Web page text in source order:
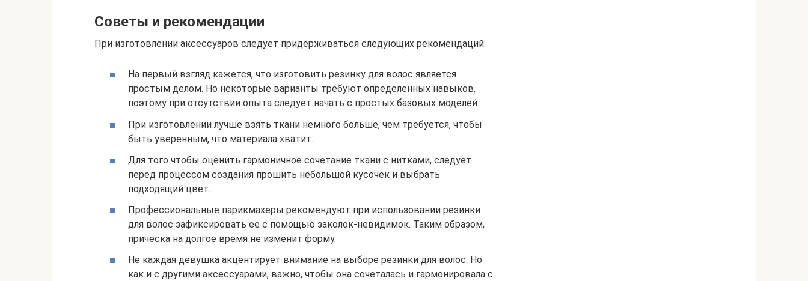
Советы и рекомендации
При изготовлении аксессуаров следует придерживаться следующих рекомендаций:
На первый взгляд кажется, что изготовить резинку для волос является
простым делом. Но некоторые варианты требуют определенных навыков,
поэтому при отсутствии опыта следует начать с простых базовых моделей.
При изготовлении лучше взять ткани немного больше, чем требуется, чтобы
быть уверенным, что материала хватит.
Для того чтобы оценить гармоничное сочетание ткани с нитками, следует
перед процессом создания прошить небольшой кусочек и выбрать
подходящий цвет.
Профессиональные парикмахеры рекомендуют при использовании резинки
для волос зафиксировать ее с помощью заколок-невидимок. Таким образом,
прическа на долгое время не изменит форму.
Не каждая девушка акцентирует внимание на выборе резинки для волос. Но
как и с другими аксессуарами, важно, чтобы она сочеталась и гармонировала с